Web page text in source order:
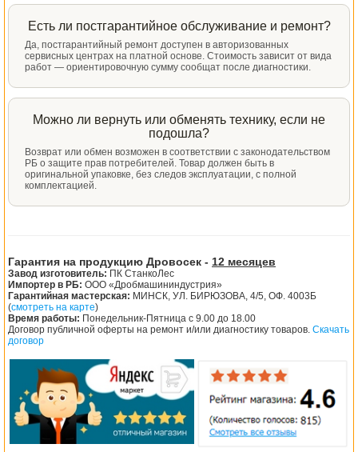
Есть ли постгарантийное обслуживание и ремонт?
Да, постгарантийный ремонт доступен в авторизованных
сервисных центрах на платной основе. Стоимость зависит от вида
работ — ориентировочную сумму сообщат после диагностики.
Можно ли вернуть или обменять технику, если не
подошла?
Возврат или обмен возможен в соответствии с законодательством
РБ о защите прав потребителей. Товар должен быть в
оригинальной упаковке, без следов эксплуатации, с полной
комплектацией.
Гарантия на продукцию Дровосек - 12 месяцев
Завод изготовитель: ПК СтанкоЛес
Импортер в РБ: ООО «Дробмашининдустрия»
Гарантийная мастерская: МИНСК, УЛ. БИРЮЗОВА, 4/5, ОФ. 4003Б
(смотреть на карте)
Время работы: Понедельник-Пятница с 9.00 до 18.00
Договор публичной оферты на ремонт и/или диагностику товаров. Скачать
договор